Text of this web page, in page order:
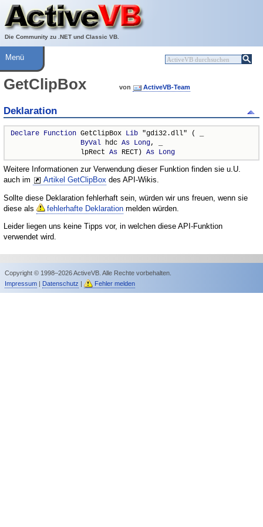
Die Community zu .NET und Classic VB.
Über ActiveVB
Hilfe
Menü
GetClipBox von ActiveVB-Team
Deklaration
Declare Function GetClipBox Lib "gdi32.dll" ( _
ByVal hdc As Long, _
                 lpRect
As RECT) As Long
Weitere Informationen zur Verwendung dieser Funktion finden sie u.U.
auch im
Artikel GetClipBox des API-Wikis.
Sollte diese Deklaration fehlerhaft sein, würden wir uns freuen, wenn sie
diese als
fehlerhafte Deklaration melden würden.
Leider liegen uns keine Tipps vor, in welchen diese API-Funktion
verwendet wird.
Copyright © 1998–2026 ActiveVB. Alle Rechte vorbehalten.
Impressum| Datenschutz | Fehler melden